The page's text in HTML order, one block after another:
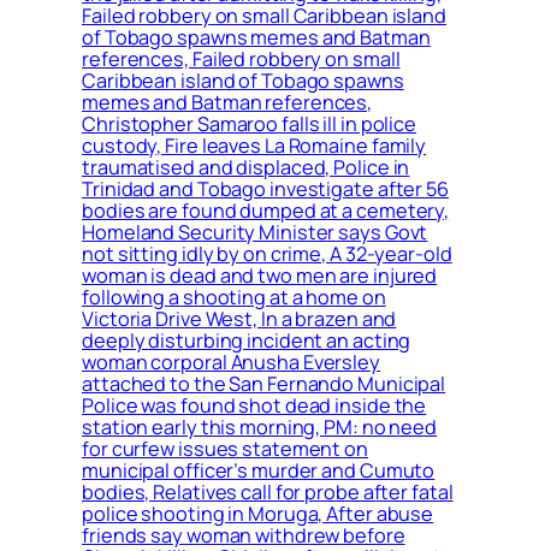
Failed robbery on small Caribbean island
of Tobago spawns memes and Batman
references, Failed robbery on small
Caribbean island of Tobago spawns
memes and Batman references,
Christopher Samaroo falls ill in police
custody, Fire leaves La Romaine family
traumatised and displaced, Police in
Trinidad and Tobago investigate after 56
bodies are found dumped at a cemetery,
Homeland Security Minister says Govt
not sitting idly by on crime, A 32-year-old
woman is dead and two men are injured
following a shooting at a home on
Victoria Drive West, In a brazen and
deeply disturbing incident an acting
woman corporal Anusha Eversley
attached to the San Fernando Municipal
Police was found shot dead inside the
station early this morning, PM: no need
for curfew issues statement on
municipal officer’s murder and Cumuto
bodies, Relatives call for probe after fatal
police shooting in Moruga, After abuse
friends say woman withdrew before